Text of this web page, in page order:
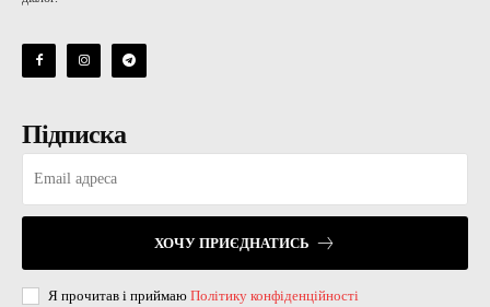
Підписка
ХОЧУ ПРИЄДНАТИСЬ
Я прочитав і приймаю Політику конфіденційності